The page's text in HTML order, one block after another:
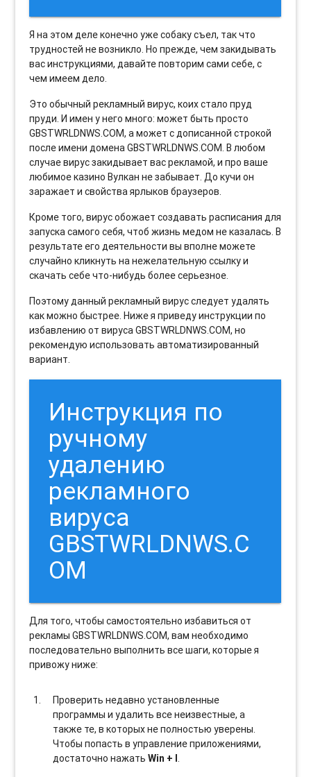
Я на этом деле конечно уже собаку съел, так что
трудностей не возникло. Но прежде, чем закидывать
вас инструкциями, давайте повторим сами себе, с
чем имеем дело.
Это обычный рекламный вирус, коих стало пруд
пруди. И имен у него много: может быть просто
GBSTWRLDNWS.COM, а может с дописанной строкой
после имени домена GBSTWRLDNWS.COM. В любом
случае вирус закидывает вас рекламой, и про ваше
любимое казино Вулкан не забывает. До кучи он
заражает и свойства ярлыков браузеров.
Кроме того, вирус обожает создавать расписания для
запуска самого себя, чтоб жизнь медом не казалась. В
результате его деятельности вы вполне можете
случайно кликнуть на нежелательную ссылку и
скачать себе что-нибудь более серьезное.
Поэтому данный рекламный вирус следует удалять
как можно быстрее. Ниже я приведу инструкции по
избавлению от вируса GBSTWRLDNWS.COM, но
рекомендую использовать автоматизированный
вариант.
Инструкция по
ручному
удалению
рекламного
вируса
GBSTWRLDNWS.C
OM
Для того, чтобы самостоятельно избавиться от
рекламы GBSTWRLDNWS.COM, вам необходимо
последовательно выполнить все шаги, которые я
привожу ниже:
Проверить недавно установленные
программы и удалить все неизвестные, а
также те, в которых не полностью уверены.
Чтобы попасть в управление приложениями,
достаточно нажатьWin + I.